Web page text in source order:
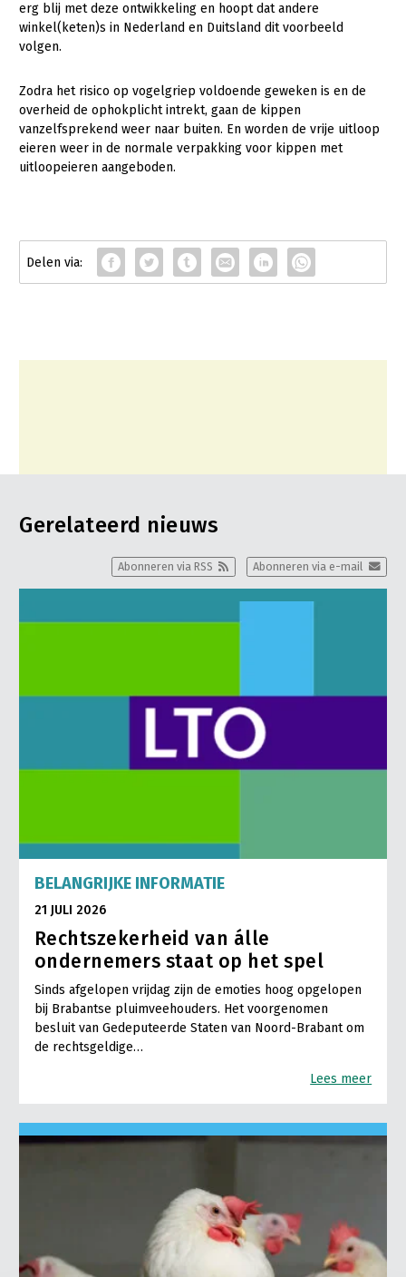
Geitenhouderij
Kalverhouderij
Konijnenhouderij
Melkveehouderij
Paardenhouderij
Varkenshouderij
Vleesveehouderij
Akkerbouw
Biologische Landbouw
Bollenteelt
Bomen, vaste planten en zomerbloemen
Fruitteelt
Vollegrondsgroente
Multifunctionele landbouw
Multifunctioneel
Vrouw en Bedrijf
Onderwerpen
Nieuws
Nieuwsabonnement
Webinars
LTO Nederland
erg blij met deze ontwikkeling en hoopt dat andere
winkel(keten)s in Nederland en Duitsland dit voorbeeld
volgen.
Zodra het risico op vogelgriep voldoende geweken is en de
overheid de ophokplicht intrekt, gaan de kippen
vanzelfsprekend weer naar buiten. En worden de vrije uitloop
eieren weer in de normale verpakking voor kippen met
uitloopeieren aangeboden.
Gerelateerd nieuws
Abonneren via e-mail
Abonneren via RSS
BELANGRIJKE INFORMATIE
21 JULI 2026
Rechtszekerheid van álle
ondernemers staat op het spel
Sinds afgelopen vrijdag zijn de emoties hoog opgelopen
bij Brabantse pluimveehouders. Het voorgenomen
besluit van Gedeputeerde Staten van Noord-Brabant om
de rechtsgeldige…
Lees meer